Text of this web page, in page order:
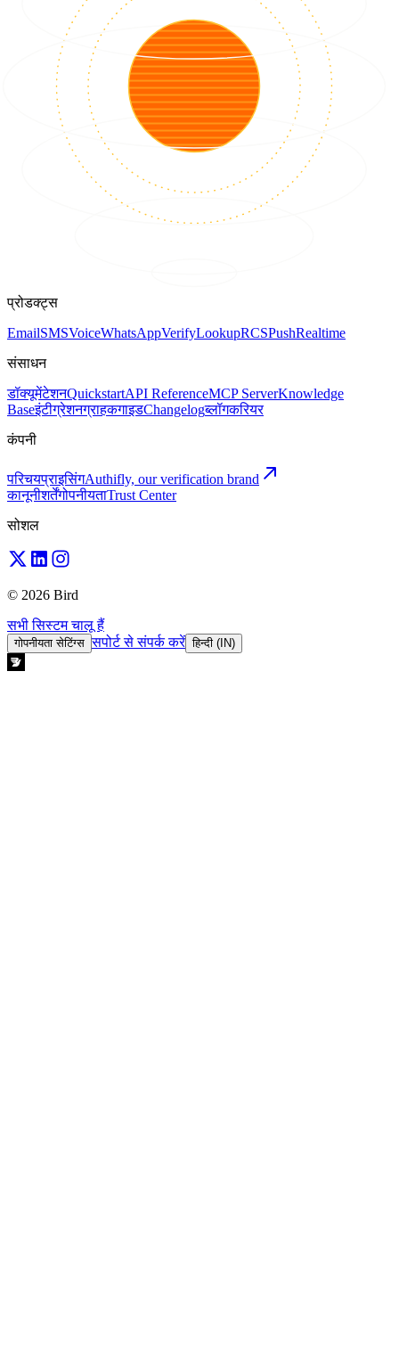
प्रोडक्ट्स
EmailSMSVoiceWhatsAppVerifyLookupRCSPushRealtime
संसाधन
डॉक्यूमेंटेशनQuickstartAPI ReferenceMCP ServerKnowledge
Baseइंटीग्रेशनग्राहकगाइडChangelogब्लॉगकरियर
कंपनी
परिचयप्राइसिंगAuthifly, our verification brand
कानूनीशर्तेंगोपनीयताTrust Center
सोशल
© 2026 Bird
सभी सिस्टम चालू हैं
गोपनीयता सेटिंग्स सपोर्ट से संपर्क करें हिन्दी (IN)